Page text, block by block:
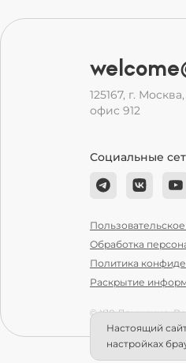
125167, г.
офис 912
Социальные
Обработка
Политика
Раскрытие
© Х10 Движение.
Настоящий
настройках